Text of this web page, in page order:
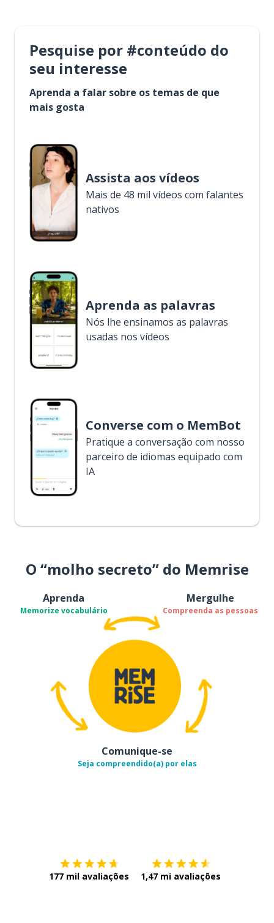
Pesquise por #conteúdo do
seu interesse
Aprenda a falar sobre os temas de que
mais gosta
Assista aos vídeos
Mais de 48 mil vídeos com falantes
nativos
Aprenda as palavras
Nós lhe ensinamos as palavras
usadas nos vídeos
Converse com o MemBot
Pratique a conversação com nosso
parceiro de idiomas equipado com
IA
O “molho secreto” do Memrise
Aprenda
Memorize vocabulário
Mergulhe
Compreenda as pessoas
Comunique-se
Seja compreendido(a) por elas
177 mil avaliações 1,47 mi avaliações